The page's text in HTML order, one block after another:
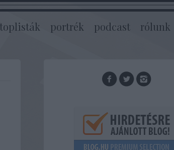
toplisták portrék podcast rólunk